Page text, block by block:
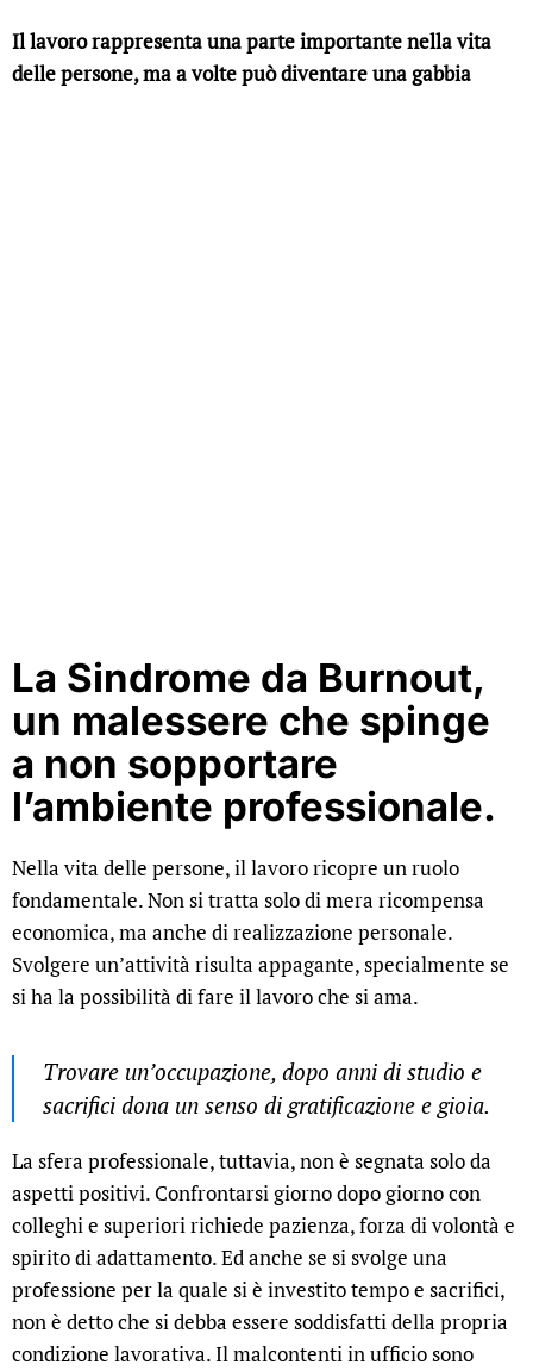
Il lavoro rappresenta una parte importante nella vita
delle persone, ma a volte può diventare una gabbia
La Sindrome da Burnout,
un malessere che spinge
a non sopportare
l’ambiente professionale.
Nella vita delle persone, il lavoro ricopre un ruolo
fondamentale. Non si tratta solo di mera ricompensa
economica, ma anche di realizzazione personale.
Svolgere un’attività risulta appagante, specialmente se
si ha la possibilità di fare il lavoro che si ama.
Trovare un’occupazione, dopo anni di studio e
sacrifici dona un senso di gratificazione e gioia.
La sfera professionale, tuttavia, non è segnata solo da
aspetti positivi. Confrontarsi giorno dopo giorno con
colleghi e superiori richiede pazienza, forza di volontà e
spirito di adattamento. Ed anche se si svolge una
professione per la quale si è investito tempo e sacrifici,
non è detto che si debba essere soddisfatti della propria
condizione lavorativa. Il malcontenti in ufficio sono